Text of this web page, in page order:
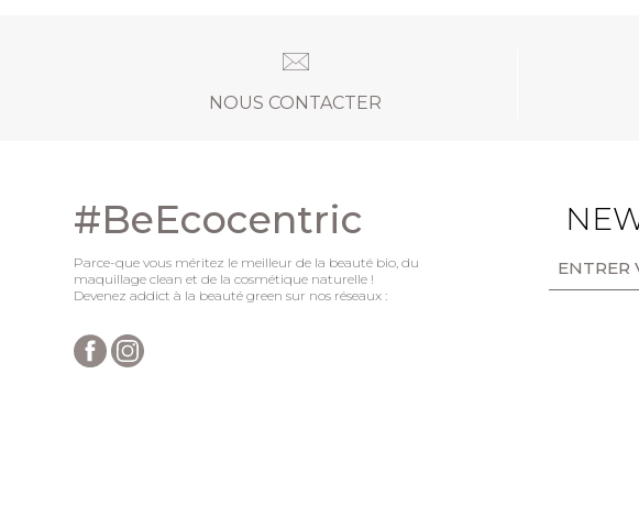
NOUS CONTACTER
#BeEcocentric
Parce-que vous méritez le meilleur de la beauté bio, du
maquillage clean et de la cosmétique naturelle !
Devenez addict à la beauté green sur nos réseaux :